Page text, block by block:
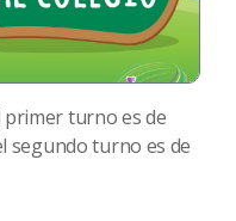
primer turno es de
segundo turno es de